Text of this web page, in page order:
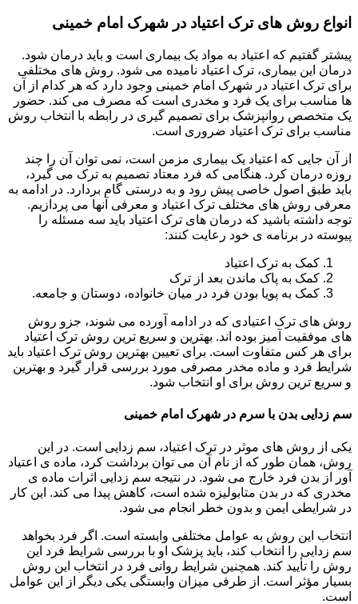
انواع روش های ترک اعتیاد در شهرک امام خمینی
پیشتر گفتیم که اعتیاد به مواد یک بیماری است و باید درمان شود.
درمان این بیماری، ترک اعتیاد نامیده می شود. روش های مختلفی
برای ترک اعتیاد در شهرک امام خمینی وجود دارد که هر کدام از آن
ها مناسب برای یک فرد و مخدری است که مصرف می کند. حضور
یک متخصص روانپزشک برای تصمیم گیری در رابطه با انتخاب روش
مناسب برای ترک اعتیاد ضروری است.
از آن جایی که اعتیاد یک بیماری مزمن است، نمی توان آن را چند
روزه درمان کرد. هنگامی که فرد معتاد تصمیم به ترک می گیرد،
باید طبق اصول خاصی پیش رود و به درستی گام بردارد. در ادامه به
معرفی روش های مختلف ترک اعتیاد و معرفی آنها می پردازیم.
توجه داشته باشید که درمان های ترک اعتیاد باید سه مسئله را
پیوسته در برنامه ی خود رعایت کنند:
کمک به ترک اعتیاد
کمک به پاک ماندن بعد از ترک
کمک به پویا بودن فرد در میان خانواده، دوستان و جامعه.
روش های ترک اعتیادی که در ادامه آورده می شوند، جزو روش
های موفقیت آمیز بوده اند. بهترین و سریع ترین روش ترک اعتیاد
برای هر کس متفاوت است. برای تعیین بهترین روش ترک اعتیاد باید
شرایط فرد و ماده مخدر مصرفی مورد بررسی قرار گیرد و بهترین
و سریع ترین روش برای او انتخاب شود.
سم زدایی بدن با سرم در شهرک امام خمینی
یکی از روش های موثر در ترک اعتیاد، سم زدایی است. در این
روش، همان طور که از نام آن می توان برداشت کرد، ماده ی اعتیاد
آور از بدن فرد خارج می شود. در نتیجه سم زدایی اثرات ماده ی
مخدری که در بدن متابولیزه شده است، کاهش پیدا می کند. این کار
در شرایطی ایمن و بدون خطر انجام می شود.
انتخاب این روش به عوامل مختلفی وابسته است. اگر فرد بخواهد
سم زدایی را انتخاب کند، باید پزشک او با بررسی شرایط فرد این
روش را تأیید کند. همچنین شرایط روانی فرد در انتخاب این روش
بسیار مؤثر است. از طرفی میزان وابستگی یکی دیگر از این عوامل
است.